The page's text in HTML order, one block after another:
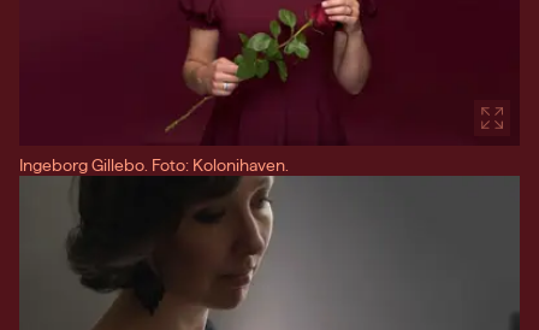
Ingeborg Gillebo. Foto: Kolonihaven.